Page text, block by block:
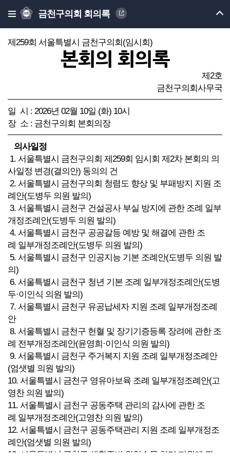
금천구의회 회의록
제259회 서울특별시 금천구의회(임시회)
본회의 회의록
제2호
금천구의회사무국
일 시 : 2026년 02월 10일 (화) 10시
장 소 : 금천구의회 본회의장
의사일정
1. 서울특별시 금천구의회 제259회 임시회 제2차 본회의 의
사일정 변경(결의안) 동의의 건
2. 서울특별시 금천구의회 청렴도 향상 및 부패방지 지원 조
례안(도병두 의원 발의)
3. 서울특별시 금천구 건설공사 부실 방지에 관한 조례 일부
개정조례안(도병두 의원 발의)
4. 서울특별시 금천구 공공갈등 예방 및 해결에 관한 조
례 일부개정조례안(도병두 의원 발의)
5. 서울특별시 금천구 인공지능 기본 조례안(도병두 의원 발
의)
6. 서울특별시 금천구 청년 기본 조례 일부개정조례안(도병
두·이인식 의원 발의)
7. 서울특별시 금천구 유공납세자 지원 조례 일부개정조례
안
8. 서울특별시 금천구 헌혈 및 장기기증등록 장려에 관한 조
례 전부개정조례안(윤영희·이인식 의원 발의)
9. 서울특별시 금천구 주거복지 지원 조례 일부개정조례안
(엄샛별 의원 발의)
10. 서울특별시 금천구 영유아보육 조례 일부개정조례안(고
영찬 의원 발의)
11. 서울특별시 금천구 공동주택 관리의 감사에 관한 조
례 일부개정조례안(고영찬 의원 발의)
12. 서울특별시 금천구 공동주택관리 지원 조례 일부개정조
례안(엄샛별 의원 발의)
13. 서울특별시 금천구 생활주변 위험수목 처리 지원에 관